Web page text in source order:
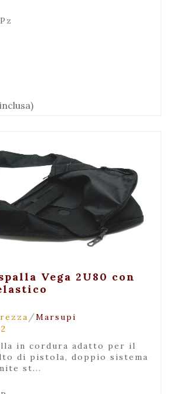
Maggiori Dettagli
Vega 2U80 con
/Marsupi
di pistola, doppio sistema
st...